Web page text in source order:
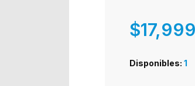
Disponibles: 1